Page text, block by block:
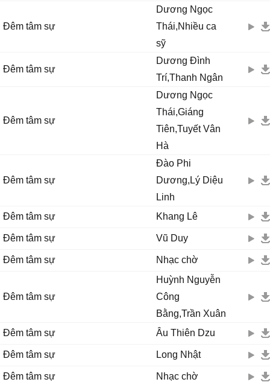
Đêm tâm sự
Dương Ngọc
Thái,Nhiều ca
sỹ
Đêm tâm sự
Dương Đình
Trí,Thanh Ngân
Đêm tâm sự
Dương Ngọc
Thái,Giáng
Tiên,Tuyết Vân
Hà
Đêm tâm sự
Đào Phi
Dương,Lý Diệu
Linh
Đêm tâm sự
Khang Lê
Đêm tâm sự Vũ Duy
Đêm tâm sự Nhạc chờ
Đêm tâm sự
Huỳnh Nguyễn
Công
Bằng,Trần Xuân
Đêm tâm sự
Âu Thiên Dzu
Đêm tâm sự Long Nhật
Đêm tâm sự Nhạc chờ